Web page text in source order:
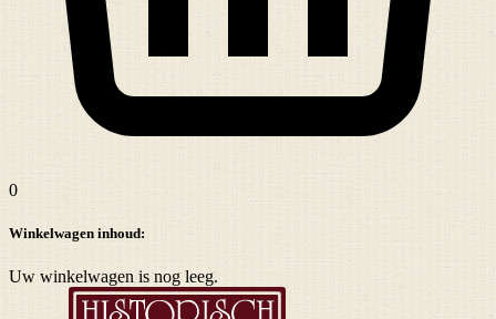
0
Winkelwagen inhoud:
Uw winkelwagen is nog leeg.